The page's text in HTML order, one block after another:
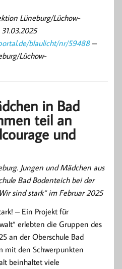
Lüneburg/Lüchow-
blaulicht/nr/59488–
Lüchow-
in Bad
teil an
und
Jungen und Mädchen aus
Bad Bodenteich bei der
sind stark“ im Februar 2025
– Ein Projekt für
erlebten die Gruppen des
an der Oberschule Bad
mit den Schwerpunkten
beinhaltet viele